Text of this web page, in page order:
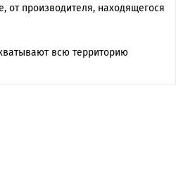
от производителя, находящегося
всю территорию